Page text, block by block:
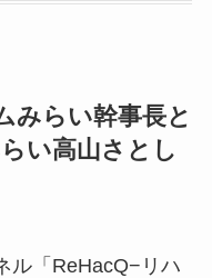
みらい幹事長と
い高山さとし
ル「ReHacQ−リハ